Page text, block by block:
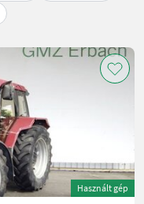
Használt gép